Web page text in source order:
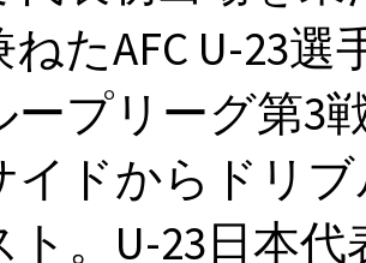
たAFC U-23
ープリーグ第3
イドからドリ
ト。U-23日本